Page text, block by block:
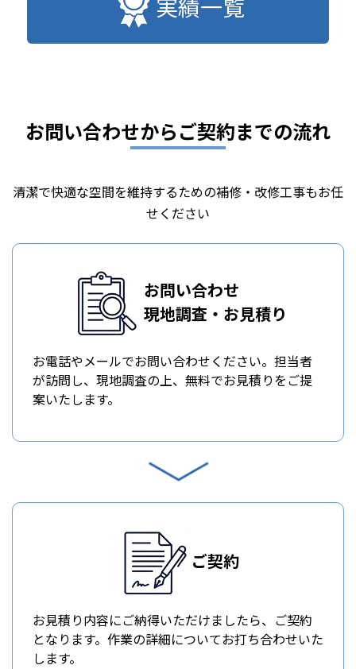
お問い合わせからご契約までの流れ
清潔で快適な空間を維持するための補修・改修工事もお任
せください
お問い合わせ
現地調査・お見積り
お電話やメールでお問い合わせください。担当者
が訪問し、現地調査の上、無料でお見積りをご提
案いたします。
ご契約
お見積り内容にご納得いただけましたら、ご契約
となります。作業の詳細についてお打ち合わせいた
します。